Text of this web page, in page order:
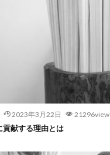
2023年3月22日 21296view
貢献する理由とは